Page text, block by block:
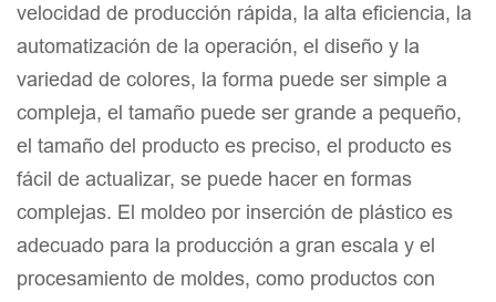
velocidad de producción rápida, la alta eficiencia, la
automatización de la operación, el diseño y la
variedad de colores, la forma puede ser simple a
compleja, el tamaño puede ser grande a pequeño,
el tamaño del producto es preciso, el producto es
fácil de actualizar, se puede hacer en formas
complejas. El moldeo por inserción de plástico es
adecuado para la producción a gran escala y el
procesamiento de moldes, como productos con